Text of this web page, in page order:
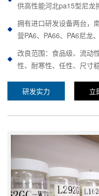
供高性能河北pa15型尼龙
拥有进口研发设备两台，
营PA6、PA66、PA6尼龙
改良范围：食品级、流动
性、耐寒性、任性、尺寸
研发实力 立